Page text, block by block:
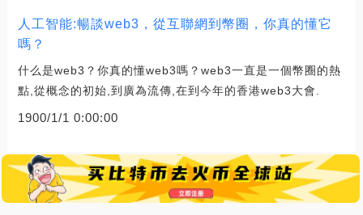
人工智能:暢談web3，從互聯網到幣圈，你真的懂它
嗎？
什么是web3？你真的懂web3嗎？web3一直是一個幣圈的熱
點,從概念的初始,到廣為流傳,在到今年的香港web3大會.
1900/1/1 0:00:00